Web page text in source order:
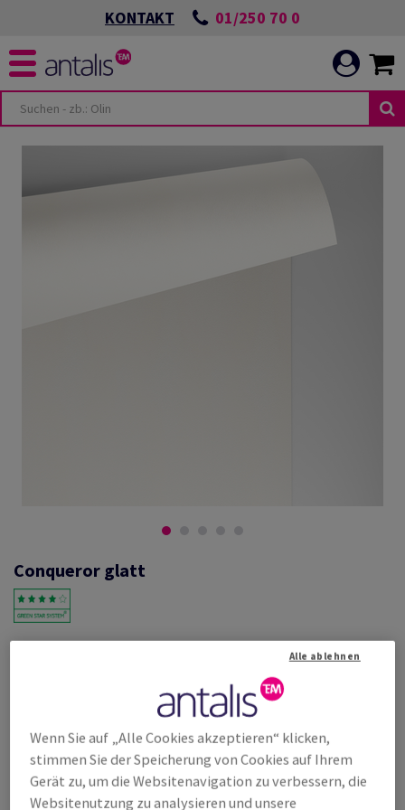
KONTAKT 01/250 70 0
Conqueror glatt
#601265
Conqueror Wove, cream, 300g/m2, ungerippt, ohne Wasserzeichen,
woodfree ECF with 15% cotton, 350µm, 720mm x 1020mm, B1+, SB,
Paket zu 100 Bogen/Blatt, FSC Mix Credit
Weitere Produktinformationen
Produkt weiterempfehlen
Listenpreis
23,91% Rabatt
Wenn Sie auf „Alle Cookies akzeptieren“ klicken,
stimmen Sie der Speicherung von Cookies auf Ihrem
Gerät zu, um die Websitenavigation zu verbessern, die
Websitenutzung zu analysieren und unsere
Alle ablehnen